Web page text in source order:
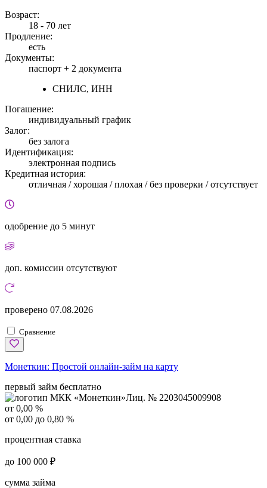
Возраст:
18 - 70 лет
Продление:
есть
Документы:
паспорт + 2 документа
СНИЛС, ИНН
Погашение:
индивидуальный график
Залог:
без залога
Идентификация:
электронная подпись
Кредитная история:
отличная / хорошая / плохая / без проверки / отсутствует
одобрение до 5 минут
доп. комиссии отсутствуют
проверено 07.08.2026
Сравнение
Монеткин: Простой онлайн-займ на карту
первый займ бесплатно
Лиц. № 2203045009908
от 0,00 %
от 0,00 до 0,80 %
процентная ставка
до 100 000 ₽
сумма займа